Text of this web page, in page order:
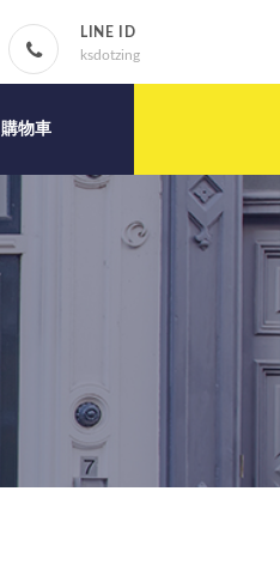
LINE ID
ksdotzing
購物車